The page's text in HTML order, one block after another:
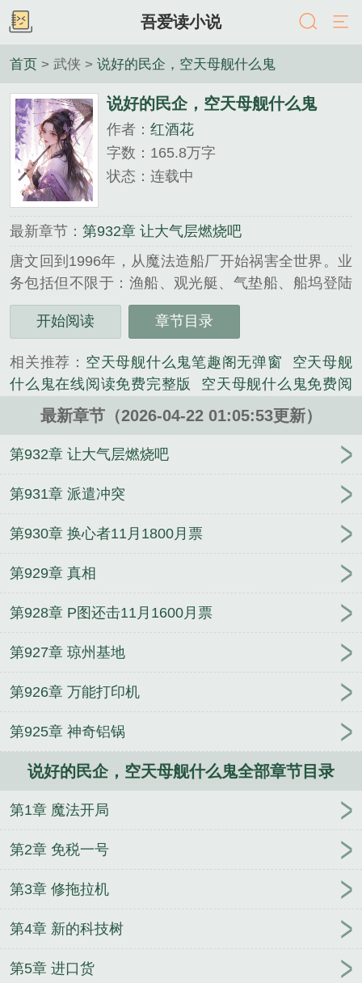
吾爱读小说
首页 > 武侠 > 说好的民企，空天母舰什么鬼
说好的民企，空天母舰什么鬼
作者： 红酒花
字数：165.8万字
状态：连载中
最新章节： 第932章 让大气层燃烧吧
唐文回到1996年，从魔法造船厂开始祸害全世界。业
务包括但不限于：渔船、观光艇、气垫船、船坞登陆
舰、两栖攻击舰、导弹巡洋舰、武库战列舰、航母、
核…...
的武侠类小说。
开始阅读 章节目录
相关推荐： 空天母舰什么鬼笔趣阁无弹窗
空天母舰
什么鬼在线阅读免费完整版
空天母舰什么鬼免费阅
说好的民企空天母舰什么鬼无防盗
空天母舰什么
鬼在线阅读
空天母舰什么鬼全文免费阅读 说好的民
企空天母舰什么鬼笔趣阁
空天母舰什么鬼全文免费
空天母舰什么鬼阅读
空
读5200
空天母舰什么鬼最新章节在线阅读
空天母舰
么鬼最新章节笔趣阁
空天母舰什么鬼全本完结免费
空天母舰什么鬼在线
空天母舰什么鬼无弹窗阅读
空
天母舰什么鬼TXT免费
空天母舰什么鬼全本
空天母
舰什么鬼笔趣阁免费阅读
空天
天母舰什么鬼泡泡中文
空天母舰什
免费阅读 空天母舰什么鬼无弹窗笔趣阁
空天母舰什
么鬼手打无错字版 空天母舰什么鬼全文在线 空天母
舰与航天母舰的区别
空
天母舰什么鬼笔趣阁
空天
母舰什么鬼笔趣阁最新章节TXT
空天母舰什么鬼红酒
空天母
舰什么鬼笔趣阁txt
空天母
舰什么鬼 无防盗
空
空天母舰是什么
空天母
最新章节（2026-04-22 01:05:53更新）
第932章 让大气层燃烧吧
第931章 派遣冲突
第930章 换心者11月1800月票
第929章 真相
第928章 P图还击11月1600月票
第927章 琼州基地
第926章 万能打印机
第925章 神奇铝锅
说好的民企，空天母舰什么鬼全部章节目录
第1章 魔法开局
第2章 免税一号
第3章 修拖拉机
第4章 新的科技树
第5章 进口货